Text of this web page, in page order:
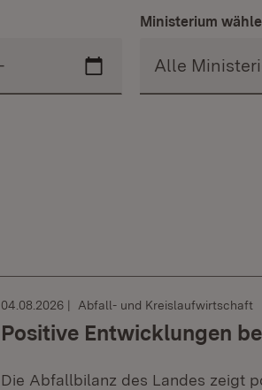
Ministerium
04.08.2026 Abfall- und Kreislaufwirtschaft
Positive Entwicklungen
Die Abfallbilanz des Landes zeigt